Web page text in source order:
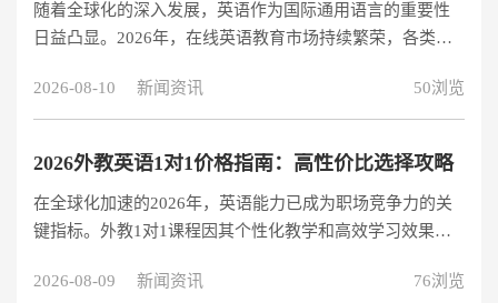
矫正和思维培养 菲律宾外教团队：通过英国Ascentis权威认
证，擅长实用会话训练和长期陪练 全职教师占比85%：相
随着全球化的深入发展，英语作为国际通用语言的重要性
日益凸显。2026年，在线英语教育市场持续繁荣，各类平
系、教学效果和用户体验四大维度，对主流儿童英语在线
教育平台进行全面分析，帮助家长做出明智选择。 阿卡
英语教育品牌，阿卡索14年来已帮助超过4000万用户提升
英语能力，在儿童英语教育领域积累了丰富经验。 核心优
势解析 专业师资团队： 20,000名持证外教，全部通过英国
2026-08-10 新闻资讯 50浏览
2026外教英语1对1价格指南：高性价比选择攻略
在全球化加速的2026年，英语能力已成为职场竞争力的关
键指标。外教1对1课程因其个性化教学和高效学习效果，
度，为您解析如何选择最适合的外教英语1对1课程。 主流
2026-08-09 新闻资讯 76浏览